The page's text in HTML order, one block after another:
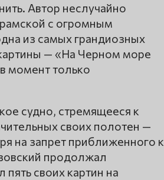
Автор неслучайно
с огромным
из самых грандиозных
— «На Черном море
момент только
судно, стремящееся к
своих полотен —
на запрет приближенного к
продолжал
своих картин на